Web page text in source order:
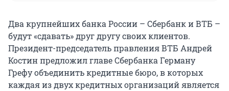
Два крупнейших банка России – Сбербанк и ВТБ –
будут «сдавать» друг другу своих клиентов.
Президент-председатель правления ВТБ Андрей
Костин предложил главе Сбербанка Герману
Грефу объединить кредитные бюро, в которых
каждая из двух кредитных организаций является